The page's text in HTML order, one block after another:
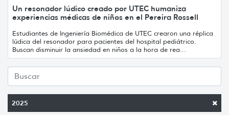
2025
Un resonador lúdico creado por UTEC humaniza
experiencias médicas de niños en el Pereira Rossell
Estudiantes de Ingeniería Biomédica de UTEC crearon una réplica
lúdica del resonador para pacientes del hospital pediátrico.
Buscan disminuir la ansiedad en niños a la hora de rea...